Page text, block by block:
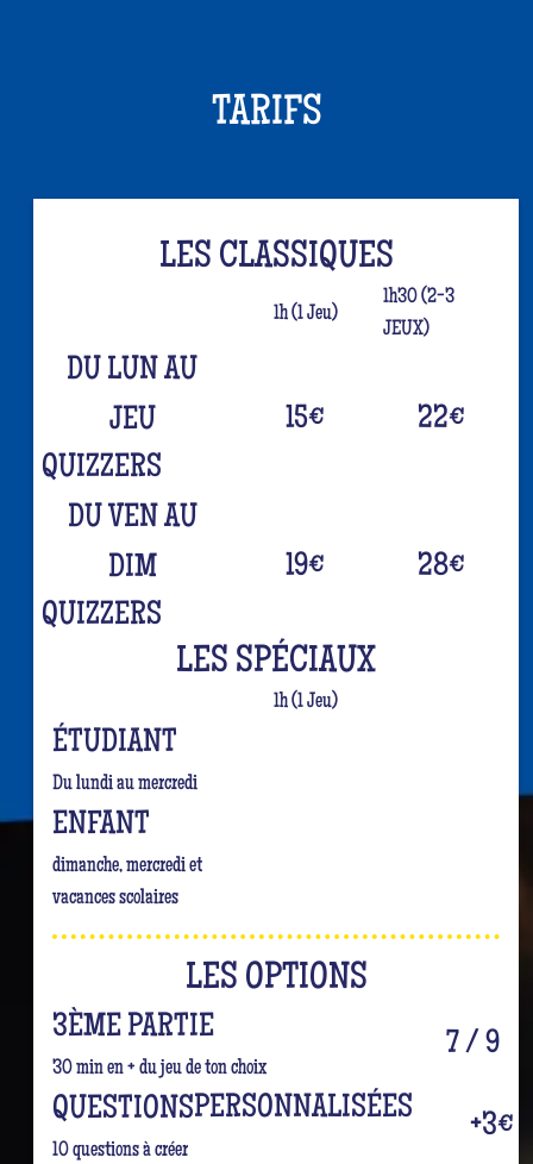
TARIFS
LES CLASSIQUES
1h (1 Jeu)
1h30 (2-3
JEUX)
DU LUN AU
JEU
QUIZZERS
15€ 22€
DU VEN AU
DIM
QUIZZERS
19€ 28€
LES SPÉCIAUX
1h (1 Jeu)
ÉTUDIANT
Du lundi au mercredi
ENFANT
dimanche, mercredi et
vacances scolaires
LES OPTIONS
3ÈME PARTIE
30 min en + du jeu de ton choix
7 / 9
QUESTIONSPERSONNALISÉES
10 questions à créer
+3€